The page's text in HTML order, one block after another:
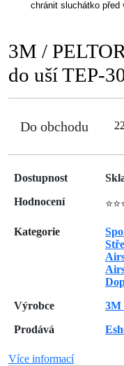
chránit sluchátko před
3M /
do uší TEP-
Do obchodu
Dostupnost
Hodnocení
Kategorie
Výrobce
3M
Prodává
Více informací